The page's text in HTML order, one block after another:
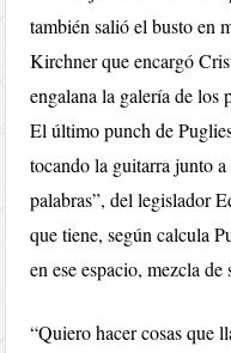
también salió el busto en
Kirchner que encargó
engalana la galería de los
El último punch de
tocando la guitarra junto
palabras”, del legislador
que tiene, según calcula
en ese espacio, mezcla
“Quiero hacer cosas que